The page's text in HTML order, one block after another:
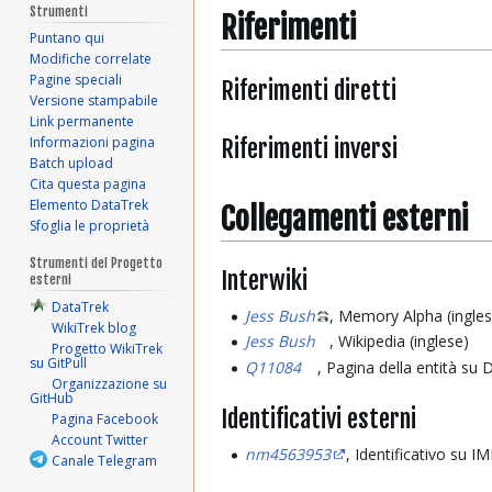
Riferimenti
Riferimenti diretti
Riferimenti inversi
Collegamenti esterni
Interwiki
Jess Bush
, Memory Alpha
Jess Bush
, Wikipedia (inglese)
Q11084
, Pagina della entità su
Identificativi esterni
nm4563953 , Identificativo su
Strumenti
Puntano qui
Modifiche correlate
Pagine speciali
Versione stampabile
Link permanente
Informazioni pagina
Batch upload
Cita questa pagina
Elemento DataTrek
Sfoglia le proprietà
Strumenti del Progetto
esterni
DataTrek
WikiTrek blog
Progetto WikiTrek
su GitPull
Organizzazione su
GitHub
Pagina Facebook
Account Twitter
Canale Telegram